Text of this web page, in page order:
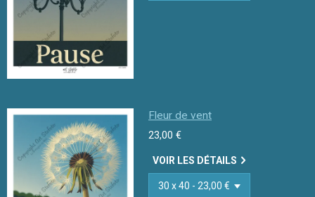
Fleur de vent
23,00 €
VOIR LES DÉTAILS